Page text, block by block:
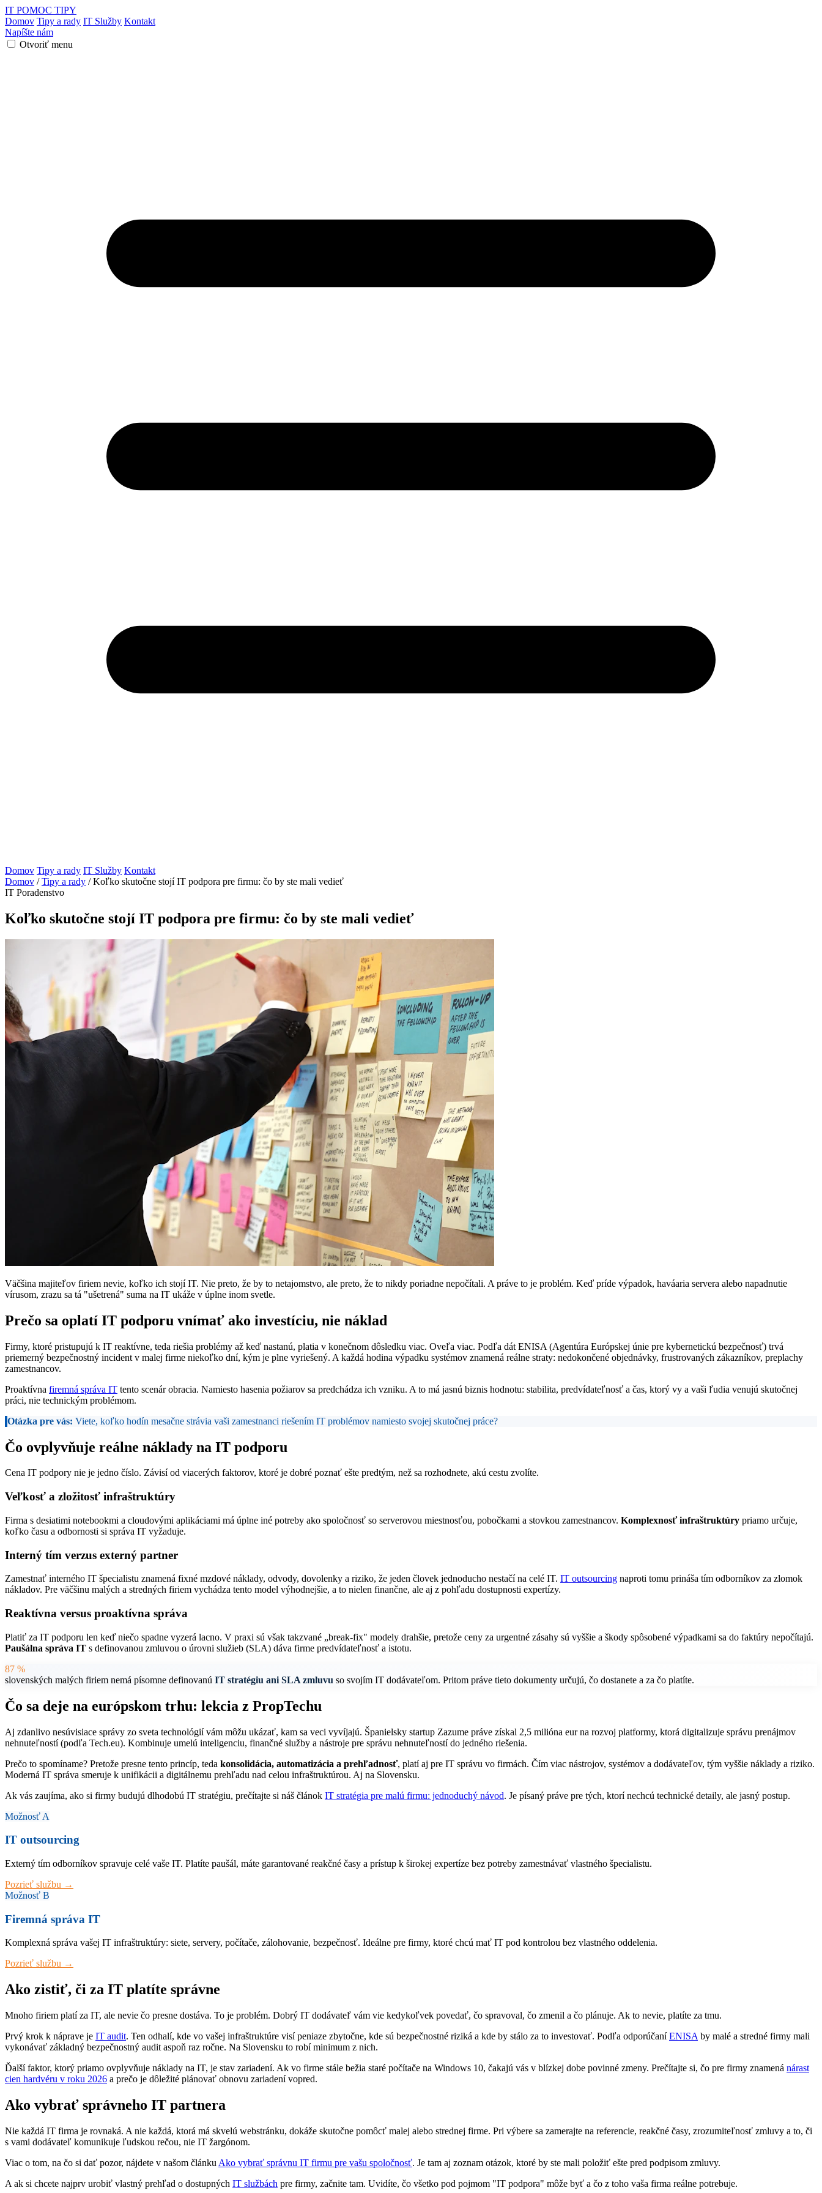
IT POMOC TIPY
Domov Tipy a rady IT Služby Kontakt
Napíšte nám
Otvoriť menu
Domov Tipy a rady IT Služby Kontakt
Domov / Tipy a rady / Koľko skutočne stojí IT podpora pre firmu: čo by ste mali vedieť
IT Poradenstvo
Koľko skutočne stojí IT podpora pre firmu: čo by ste mali vedieť
Väčšina majiteľov firiem nevie, koľko ich stojí IT. Nie preto, že by to netajomstvo, ale preto, že to nikdy poriadne nepočítali. A práve to je problém. Keď príde výpadok, haváaria servera alebo napadnutie
vírusom, zrazu sa tá "ušetrená" suma na IT ukáže v úplne inom svetle.
Prečo sa oplatí IT podporu vnímať ako investíciu, nie náklad
Firmy, ktoré pristupujú k IT reaktívne, teda riešia problémy až keď nastanú, platia v konečnom dôsledku viac. Oveľa viac. Podľa dát ENISA (Agentúra Európskej únie pre kybernetickú bezpečnosť) trvá
priemerný bezpečnostný incident v malej firme niekoľko dní, kým je plne vyriešený. A každá hodina výpadku systémov znamená reálne straty: nedokončené objednávky, frustrovaných zákazníkov, preplachy
zamestnancov.
Proaktívna firemná správa IT tento scenár obracia. Namiesto hasenia požiarov sa predchádza ich vzniku. A to má jasnú biznis hodnotu: stabilita, predvídateľnosť a čas, ktorý vy a vaši ľudia venujú skutočnej
práci, nie technickým problémom.
Otázka pre vás: Viete, koľko hodín mesačne strávia vaši zamestnanci riešením IT problémov namiesto svojej skutočnej práce?
Čo ovplyvňuje reálne náklady na IT podporu
Cena IT podpory nie je jedno číslo. Závisí od viacerých faktorov, ktoré je dobré poznať ešte predtým, než sa rozhodnete, akú cestu zvolíte.
Veľkosť a zložitosť infraštruktúry
Firma s desiatimi notebookmi a cloudovými aplikáciami má úplne iné potreby ako spoločnosť so serverovou miestnosťou, pobočkami a stovkou zamestnancov. Komplexnosť infraštruktúry priamo určuje,
koľko času a odbornosti si správa IT vyžaduje.
Interný tím verzus externý partner
Zamestnať interného IT špecialistu znamená fixné mzdové náklady, odvody, dovolenky a riziko, že jeden človek jednoducho nestačí na celé IT. IT outsourcing naproti tomu prináša tím odborníkov za zlomok
nákladov. Pre väčšinu malých a stredných firiem vychádza tento model výhodnejšie, a to nielen finančne, ale aj z pohľadu dostupnosti expertízy.
Reaktívna versus proaktívna správa
Platiť za IT podporu len keď niečo spadne vyzerá lacno. V praxi sú však takzvané „break-fix" modely drahšie, pretože ceny za urgentné zásahy sú vyššie a škody spôsobené výpadkami sa do faktúry nepočítajú.
Paušálna správa IT s definovanou zmluvou o úrovni služieb (SLA) dáva firme predvídateľnosť a istotu.
87 %
slovenských malých firiem nemá písomne definovanú IT stratégiu ani SLA zmluvu so svojím IT dodávateľom. Pritom práve tieto dokumenty určujú, čo dostanete a za čo platíte.
Čo sa deje na európskom trhu: lekcia z PropTechu
Aj zdanlivo nesúvisiace správy zo sveta technológií vám môžu ukázať, kam sa veci vyvíjajú. Španielsky startup Zazume práve získal 2,5 milióna eur na rozvoj platformy, ktorá digitalizuje správu prenájmov
nehnuteľností (podľa Tech.eu). Kombinuje umelú inteligenciu, finančné služby a nástroje pre správu nehnuteľností do jedného riešenia.
Prečo to spomíname? Pretože presne tento princíp, teda konsolidácia, automatizácia a prehľadnosť, platí aj pre IT správu vo firmách. Čím viac nástrojov, systémov a dodávateľov, tým vyššie náklady a riziko.
Moderná IT správa smeruje k unifikácii a digitálnemu prehľadu nad celou infraštruktúrou. Aj na Slovensku.
Ak vás zaujíma, ako si firmy budujú dlhodobú IT stratégiu, prečítajte si náš článok IT stratégia pre malú firmu: jednoduchý návod. Je písaný práve pre tých, ktorí nechcú technické detaily, ale jasný postup.
Možnosť A
IT outsourcing
Externý tím odborníkov spravuje celé vaše IT. Platíte paušál, máte garantované reakčné časy a prístup k širokej expertíze bez potreby zamestnávať vlastného špecialistu.
Pozrieť službu →
Možnosť B
Firemná správa IT
Komplexná správa vašej IT infraštruktúry: siete, servery, počítače, zálohovanie, bezpečnosť. Ideálne pre firmy, ktoré chcú mať IT pod kontrolou bez vlastného oddelenia.
Pozrieť službu →
Ako zistiť, či za IT platíte správne
Mnoho firiem platí za IT, ale nevie čo presne dostáva. To je problém. Dobrý IT dodávateľ vám vie kedykoľvek povedať, čo spravoval, čo zmenil a čo plánuje. Ak to nevie, platíte za tmu.
Prvý krok k náprave je IT audit. Ten odhalí, kde vo vašej infraštruktúre visí peniaze zbytočne, kde sú bezpečnostné riziká a kde by stálo za to investovať. Podľa odporúčaníENISA by malé a stredné firmy mali
vykonávať základný bezpečnostný audit aspoň raz ročne. Na Slovensku to robí minimum z nich.
Ďalší faktor, ktorý priamo ovplyvňuje náklady na IT, je stav zariadení. Ak vo firme stále bežia staré počítače na Windows 10, čakajú vás v blízkej dobe povinné zmeny. Prečítajte si, čo pre firmy znamená nárast
cien hardvéru v roku 2026 a prečo je dôležité plánovať obnovu zariadení vopred.
Ako vybrať správneho IT partnera
Nie každá IT firma je rovnaká. A nie každá, ktorá má skvelú webstránku, dokáže skutočne pomôcť malej alebo strednej firme. Pri výbere sa zamerajte na referencie, reakčné časy, zrozumiteľnosť zmluvy a to, či
s vami dodávateľ komunikuje ľudskou rečou, nie IT žargónom.
Viac o tom, na čo si dať pozor, nájdete v našom článku Ako vybrať správnu IT firmu pre vašu spoločnosť. Je tam aj zoznam otázok, ktoré by ste mali položiť ešte pred podpisom zmluvy.
A ak si chcete najprv urobiť vlastný prehľad o dostupných IT službách pre firmy, začnite tam. Uvidíte, čo všetko pod pojmom "IT podpora" môže byť a čo z toho vaša firma reálne potrebuje.